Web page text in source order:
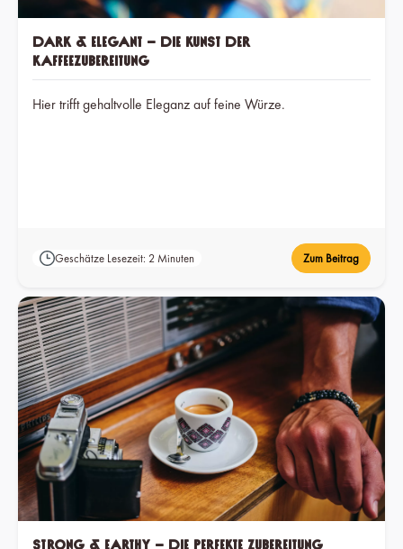
Dark & Elegant – Die Kunst der
Kaffeezubereitung
Hier trifft gehaltvolle Eleganz auf feine Würze.
Geschätze Lesezeit: 2 Minuten Zum Beitrag
Strong & Earthy – Die perfekte Zubereitung